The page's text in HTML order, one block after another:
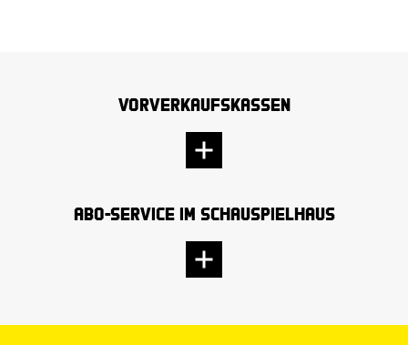
Vorverkaufskassen
Abo-Service im Schauspielhaus